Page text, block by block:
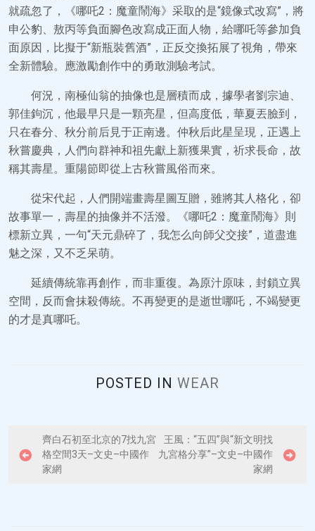
就疏忽了，《哪吒2：魔童鬧海》采取的是“鏡像式改寫”，將
申公豹、敖丙等負面腳色改寫成正面人物，給哪吒等參加負
面原因，比擬于“新瓶裝舊酒”，正反交換拓展了視角，帶來
全新體驗。應激勵創作中的勇敢測驗考試。
何況，南極仙翁的抽像也是層積而成，據學者劉宗迪、
郭佳鉤沉，他最早只是一顆亮星，但高度低，華夏丟臉到，
只在春分、秋分前后見于正南邊。仲秋后此星呈現，正遇上
秋嘗慶典，人們向群神和祖先獻上新獲果實，祈求長命，故
稱其壽星。重陽節即從上古秋嘗風俗而來。
從宋代起，人們開端畫壽星圖互贈，雖將其人格化，卻
故事單一，壽星的抽像并不活潑。《哪吒2：魔童鬧海》則
標新立異，一句“天元鼎碎了，我怎么向師父交接”，道盡進
魅之深，又不乏呆萌。
延續傳統靠再創作，而非重復。為原汁原味，封鎖立異
空間，反而會抹殺傳統。不再變更的是逝世哪吒，不竭變更
的才是真哪吒。
POSTED IN WEAR
o
齊白石初至北京的7找九宮
格空間3天–文史–中國作
家網
王風：“五四”與“新文明找
九宮格分享”–文史–中國作
家網